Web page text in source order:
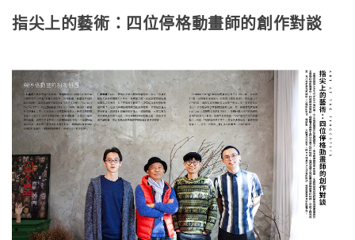
指尖上的藝術：四位停格動畫師的創作對談